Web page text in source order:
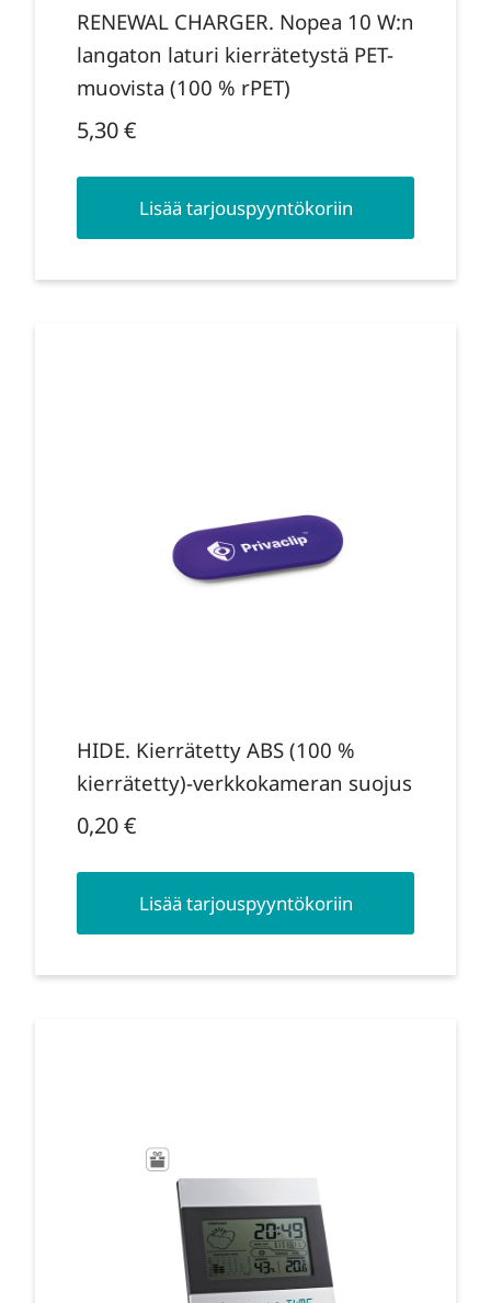
RENEWAL CHARGER. Nopea 10 W:n
langaton laturi kierrätetystä PET-
muovista (100 % rPET)
5,30€
Lisää tarjouspyyntökoriin
HIDE. Kierrätetty ABS (100 %
kierrätetty)-verkkokameran suojus
0,20€
Lisää tarjouspyyntökoriin